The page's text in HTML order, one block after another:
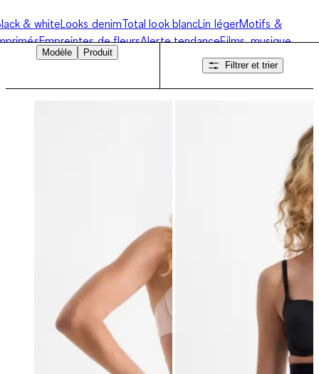
& whiteLooks denimTotal look blancLin légerMotifs &
Empreintes de fleursAlerte tendanceFilms, musique,
Mode mariage
Modèle
Produit
Filtrer et trier